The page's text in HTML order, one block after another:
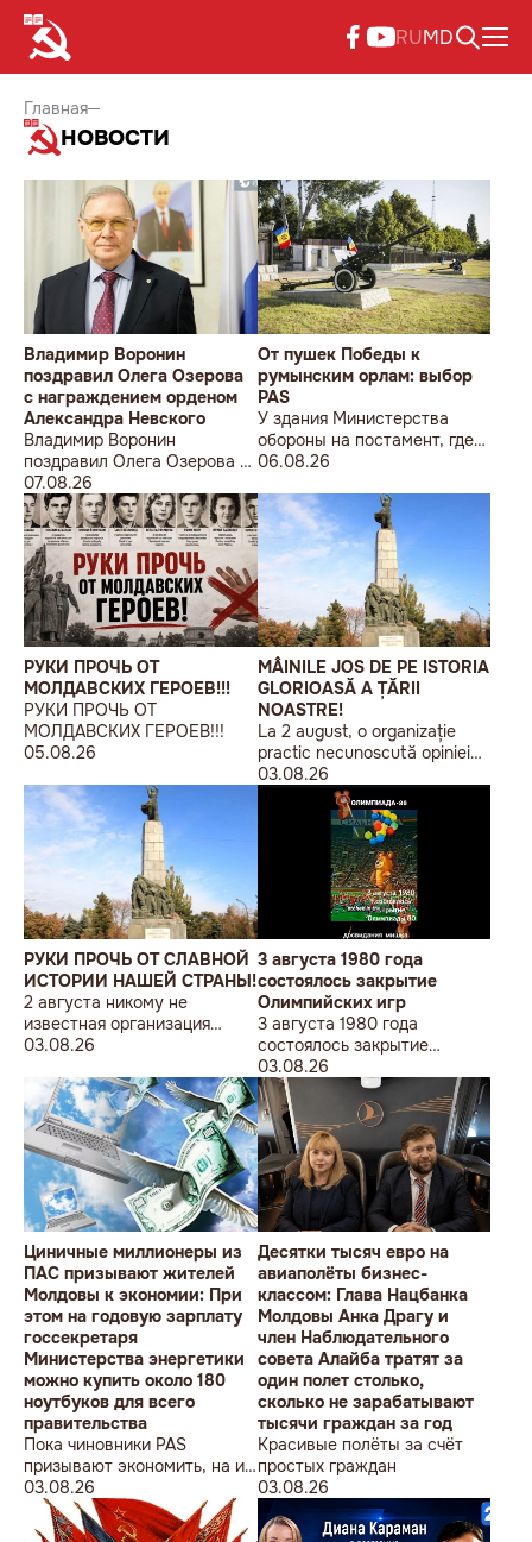
RUMD
Главная
НОВОСТИ
Владимир Воронин
поздравил Олега Озерова
с награждением орденом
Александра Невского
Владимир Воронин
поздравил Олега Озерова с
награждением орденом
Александра Невского
07.08.26
От пушек Победы к
румынским орлам: выбор
PAS
У здания Министерства
обороны на постамент, где
прежде стояла знаменитая
мужчина возложил букет
цветов.
06.08.26
РУКИ ПРОЧЬ ОТ
МОЛДАВСКИХ ГЕРОЕВ!!!
РУКИ ПРОЧЬ ОТ
МОЛДАВСКИХ ГЕРОЕВ!!!
05.08.26
MÂINILE JOS DE PE ISTORIA
GLORIOASĂ A ȚĂRII
NOASTRE!
La 2 august, o organizație
practic necunoscută opiniei
publice, autointitulată „Liga
Studenților Basarabeni”, a
organizat la Chișinău o
acțiune de protest modestă,
sub sloganul „În Uniunea
Europeană fără monumente
sovietice”.
03.08.26
РУКИ ПРОЧЬ ОТ СЛАВНОЙ
ИСТОРИИ НАШЕЙ СТРАНЫ!
2 августа никому не
известная организация
«Лига бессарабских
Кишиневе малочисленную
акцию «В Европейский Союз
без советских памятников».
03.08.26
3 августа 1980 года
состоялось закрытие
Олимпийских игр
3 августа 1980 года
состоялось закрытие
Олимпийских игр
03.08.26
Циничные миллионеры из
ПАС призывают жителей
Молдовы к экономии: При
этом на годовую зарплату
госсекретаря
Министерства энергетики
можно купить около 180
ноутбуков для всего
правительства
Пока чиновники PAS
призывают экономить, на их
собственные доходы можно
купить технику для целого
учреждения
03.08.26
Десятки тысяч евро на
авиаполёты бизнес-
классом: Глава Нацбанка
Молдовы Анка Драгу и
член Наблюдательного
совета Алайба тратят за
один полет столько,
сколько не зарабатывают
тысячи граждан за год
Красивые полёты за счёт
простых граждан
03.08.26